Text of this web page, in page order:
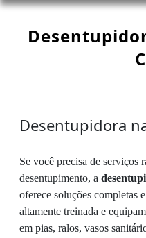
Desentupidora
Se você precisa de serviços
desentupimento, a
oferece soluções completas
altamente treinada e
em pias, ralos, vasos